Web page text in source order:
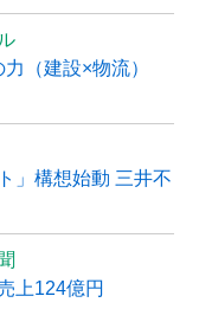
（建設×物流）
」構想始動 三井不
上124億円